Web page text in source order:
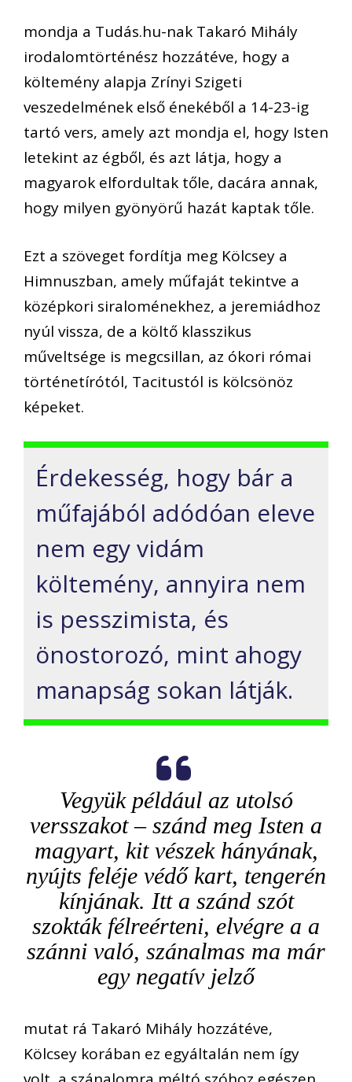
mondja a Tudás.hu-nak Takaró Mihály
irodalomtörténész hozzátéve, hogy a
költemény alapja Zrínyi Szigeti
veszedelmének első énekéből a 14-23-ig
tartó vers, amely azt mondja el, hogy Isten
letekint az égből, és azt látja, hogy a
magyarok elfordultak tőle, dacára annak,
hogy milyen gyönyörű hazát kaptak tőle.
Ezt a szöveget fordítja meg Kölcsey a
Himnuszban, amely műfaját tekintve a
középkori siraloménekhez, a jeremiádhoz
nyúl vissza, de a költő klasszikus
műveltsége is megcsillan, az ókori római
történetírótól, Tacitustól is kölcsönöz
képeket.
Érdekesség, hogy bár a
műfajából adódóan eleve
nem egy vidám
költemény, annyira nem
is pesszimista, és
önostorozó, mint ahogy
manapság sokan látják.
Vegyük például az utolsó
versszakot – szánd meg Isten a
magyart, kit vészek hányának,
nyújts feléje védő kart, tengerén
kínjának. Itt a szánd szót
szokták félreérteni, elvégre a a
szánni való, szánalmas ma már
egy negatív jelző
mutat rá Takaró Mihály hozzátéve,
Kölcsey korában ez egyáltalán nem így